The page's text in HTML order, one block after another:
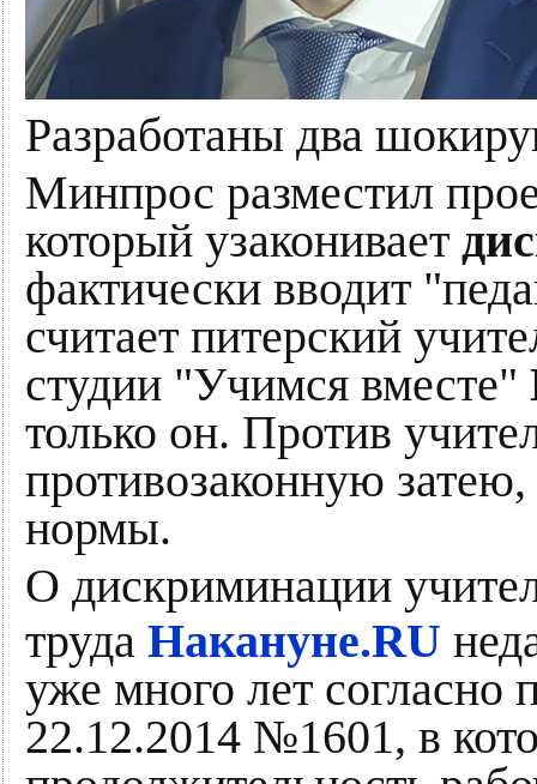
Разработаны два
Минпрос разместил
который узаконивает
фактически вводит
считает питерский
студии "Учимся вместе"
только он. Против
противозаконную
нормы.
О дискриминации
труда Накануне.RU
уже много лет
22.12.2014 №1601, в